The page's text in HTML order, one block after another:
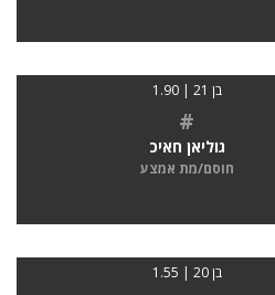
בן 21 | 1.90
#
גוליאן חאיכ
חוסם/מת אמצע
בן 20 | 1.55